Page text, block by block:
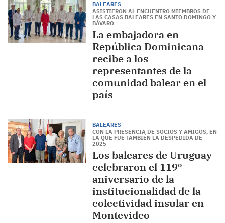
BALEARES
ASISTIERON AL ENCUENTRO MIEMBROS DE
LAS CASAS BALEARES EN SANTO DOMINGO Y
BÁVARO­
La embajadora en
República Dominicana
recibe a los
representantes de la
comunidad balear en el
país
BALEARES
CON LA PRESENCIA DE SOCIOS Y AMIGOS, EN
LA QUE FUE TAMBIÉN LA DESPEDIDA DE
2025
Los baleares de Uruguay
celebraron el 119º
aniversario de la
institucionalidad de la
colectividad insular en
Montevideo